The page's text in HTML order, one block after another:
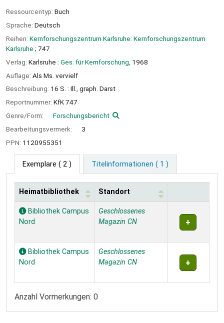
Ressourcentyp: Buch
Sprache: Deutsch
Reihen: Kernforschungszentrum Karlsruhe. Kernforschungszentrum
Karlsruhe ; 747
Verlag: Karlsruhe : Ges. für Kernforschung, 1968
Auflage: Als Ms. vervielf
Beschreibung: 16 S. : Ill., graph. Darst
Reportnummer: KfK 747
Genre/Form:
Forschungsbericht
Bearbeitungsvermerk:
3
PPN: 1120955351
Exemplare ( 2 ) Titelinformationen ( 1 )
Exemplare
Heimatbibliothek Standort
Bibliothek Campus
Nord
Geschlossenes
Magazin CN
Bibliothek Campus
Nord
Geschlossenes
Magazin CN
Anzahl Vormerkungen: 0